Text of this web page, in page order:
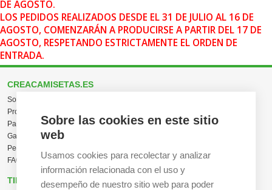
Sobre las cookies en este sitio
web
Usamos cookies para recolectar y analizar
información relacionada con el uso y
desempeño de nuestro sitio web para poder
DE AGOSTO.
LOS PEDIDOS REALIZADOS DESDE EL 31 DE JULIO AL 16 DE
AGOSTO, COMENZARÁN A PRODUCIRSE A PARTIR DEL 17 DE
AGOSTO, RESPETANDO ESTRICTAMENTE EL ORDEN DE
ENTRADA.
CREACAMISETAS.ES
Sobre nosotros
Proceso de compra
Pagos, envíos y producción
Garantías y devoluciones
Pedidos al por mayor
FAQ / Ayuda
TIENDA ONLINE